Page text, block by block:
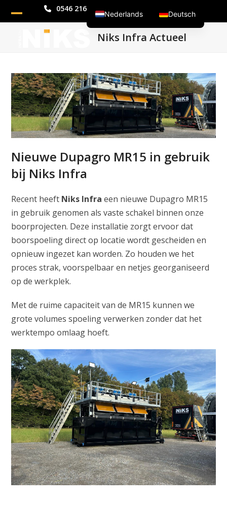
to
0546 216 305
Open
Close
Niks Infra Actueel
Nieuwe Dupagro MR15 in gebruik
bij Niks Infra
Recent heeft Niks Infra een nieuwe Dupagro MR15
in gebruik genomen als vaste schakel binnen onze
boorprojecten. Deze installatie zorgt ervoor dat
boorspoeling direct op locatie wordt gescheiden en
opnieuw ingezet kan worden. Zo houden we het
proces strak, voorspelbaar en netjes georganiseerd
op de werkplek.
Met de ruime capaciteit van de MR15 kunnen we
grote volumes spoeling verwerken zonder dat het
werktempo omlaag hoeft.
Nederlands Deutsch